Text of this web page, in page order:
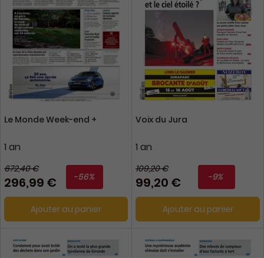
Le Monde Week-end +
1 an
672,40 €
296,99 € -56%
Ajouter au panier
Voix du Jura
1 an
109,20 €
99,20 € -9%
Ajouter au panier